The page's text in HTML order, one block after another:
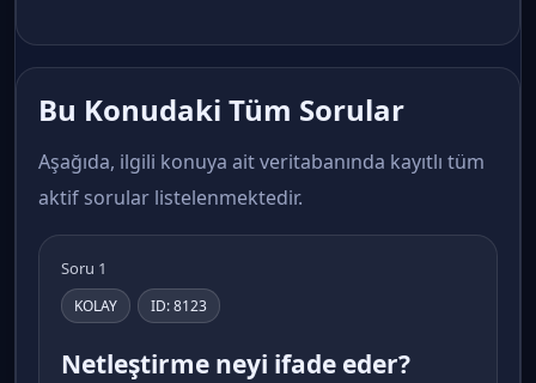
Bu Konudaki Tüm Sorular
Aşağıda, ilgili konuya ait veritabanında kayıtlı tüm
aktif sorular listelenmektedir.
Soru 1
KOLAY ID: 8123
Netleştirme neyi ifade eder?